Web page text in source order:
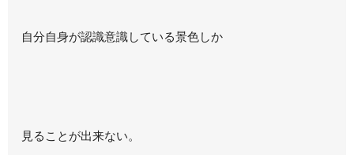
自分自身が認識意識している景色しか
見ることが出来ない。